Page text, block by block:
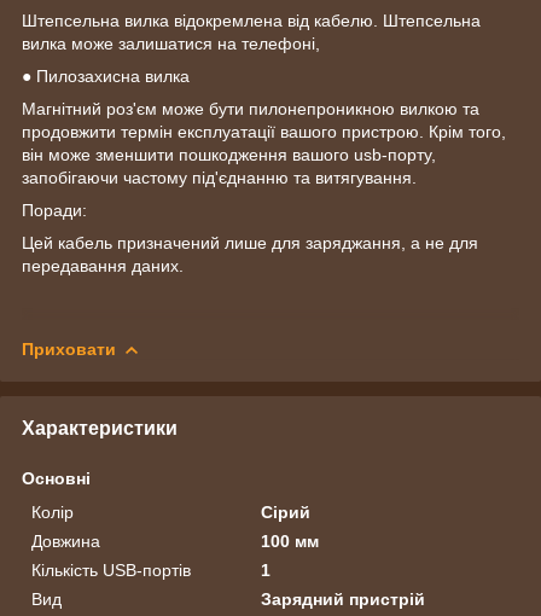
Штепсельна вилка відокремлена від кабелю. Штепсельна
вилка може залишатися на телефоні,
● Пилозахисна вилка
Магнітний роз'єм може бути пилонепроникною вилкою та
продовжити термін експлуатації вашого пристрою. Крім того,
він може зменшити пошкодження вашого usb-порту,
запобігаючи частому під'єднанню та витягування.
Поради:
Цей кабель призначений лише для заряджання, а не для
передавання даних.
Приховати
Характеристики
Основні
Колір
Сірий
Довжина
100 мм
Кількість USB-портів
1
Вид
Зарядний пристрій